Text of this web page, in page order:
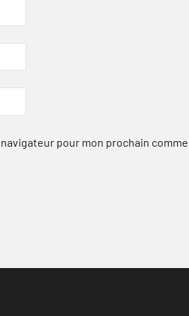
pour mon prochain